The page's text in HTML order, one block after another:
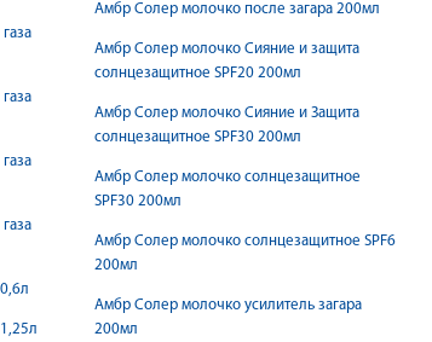
Амбр Солер молочко после загара 200мл
Амбр Солер молочко Сияние и защита
солнцезащитное SPF20 200мл
Амбр Солер молочко Сияние и Защита
солнцезащитное SPF30 200мл
Амбр Солер молочко солнцезащитное
SPF30 200мл
Амбр Солер молочко солнцезащитное SPF6
200мл
Амбр Солер молочко усилитель загара
200мл